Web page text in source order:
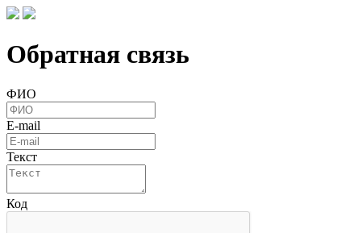
Обратная связь
ФИО
E-mail
Текст
Код